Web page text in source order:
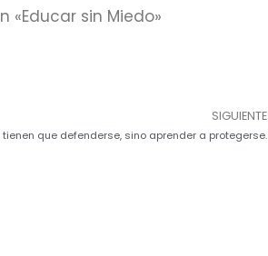
sin Miedo»
SIGUIENTE
tienen que defenderse, sino aprender a protegerse.